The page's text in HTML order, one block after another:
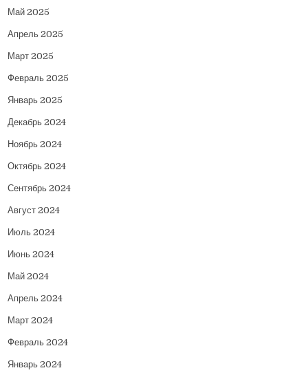
Май 2025
Апрель 2025
Март 2025
Февраль 2025
Январь 2025
Декабрь 2024
Ноябрь 2024
Октябрь 2024
Сентябрь 2024
Август 2024
Июль 2024
Июнь 2024
Май 2024
Апрель 2024
Март 2024
Февраль 2024
Январь 2024